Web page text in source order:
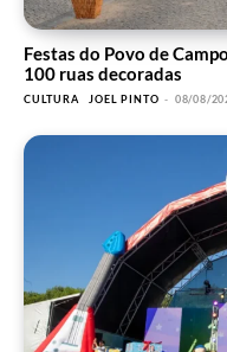
Festas do Povo de
100 ruas decoradas
CULTURA JOEL PINTO - 08/08/